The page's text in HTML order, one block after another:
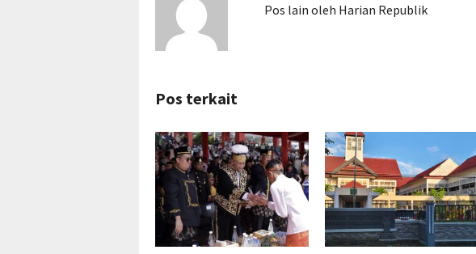
Pos lain oleh Harian Republik
Pos terkait